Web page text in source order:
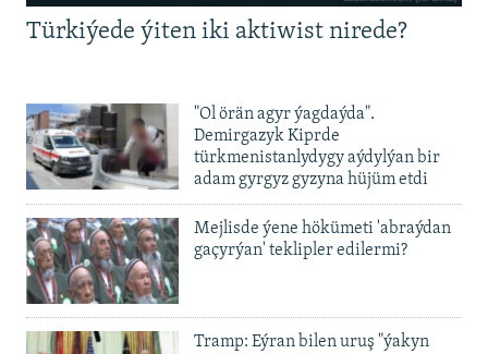
720p 1080p
240p
1080p
Türkiýede ýiten iki aktiwist nirede?
"Ol örän agyr ýagdaýda".
Demirgazyk Kiprde
türkmenistanlydygy aýdylýan bir
adam gyrgyz gyzyna hüjüm etdi
Mejlisde ýene hökümeti 'abraýdan
gaçyrýan' teklipler edilermi?
Tramp: Eýran bilen uruş "ýakyn